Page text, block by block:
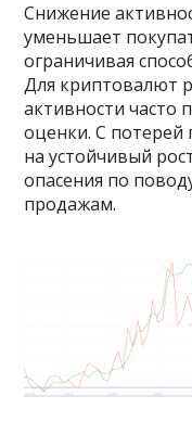
Снижение
уменьшает
ограничивая
Для криптовалют
активности часто
оценки. С потерей
на устойчивый
опасения по
продажам.